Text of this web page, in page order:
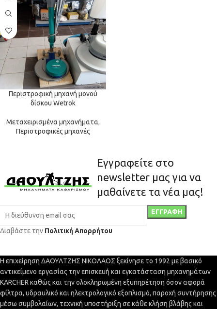
Περιστροφική μηχανή μονού
δίσκου Wetrok
Μεταχειρισμένα μηχανήματα,
Περιστροφικές μηχανές
Εγγραφείτε στο
newsletter μας για να
μαθαίνετε τα νέα μας!
Διαβάστε την Πολιτική Απορρήτου
Η επιχείρηση ΔΑΟΥΛΤΖΗΣ ΝΙΚΟΛΑΟΣ ξεκίνησε το 1992 με βασικό
αντικείμενο εργασίας την επισκευή και εγκατάσταση μηχανημάτων
KARCHER καθώς και την ολοκληρωμένη εξυπηρέτηση όσον αφορά
φίλτρα, υδραυλικό και ηλεκτρολογικό εξοπλισμό, παροχή συντήρησης
μέσω συμβολαίων, τεχνική υποστήριξη σε κάθε κλήση βλάβης και